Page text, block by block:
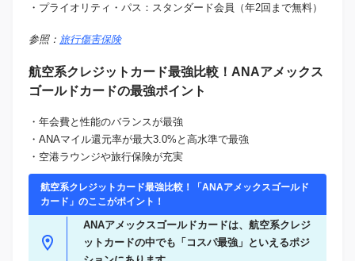
・プライオリティ・パス：スタンダード会員（年2回まで無料）
参照： 旅行傷害保険
航空系クレジットカード最強比較！ANAアメックス
ゴールドカードの最強ポイント
・年会費と性能のバランスが最強
・ANAマイル還元率が最大3.0%と高水準で最強
・空港ラウンジや旅行保険が充実
航空系クレジットカード最強比較！「ANAアメックスゴールド
カード」のここがポイント！
ANAアメックスゴールドカードは、航空系クレジ
ットカードの中でも「コスパ最強」といえるポジ